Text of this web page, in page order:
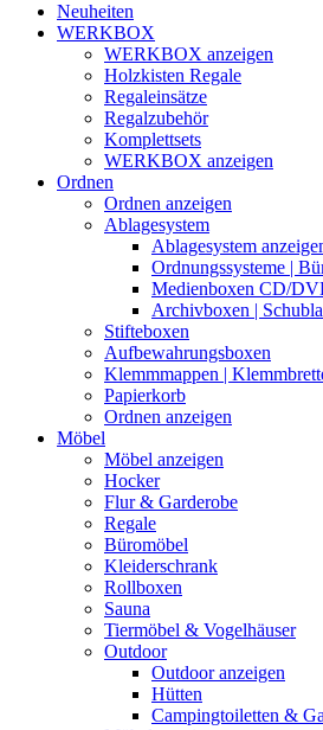
Neuheiten
WERKBOX
WERKBOX anzeigen
Holzkisten Regale
Regaleinsätze
Regalzubehör
Komplettsets
WERKBOX anzeigen
Ordnen
Ordnen anzeigen
Ablagesystem
Ablagesystem
Ordnungssysteme |
Medienboxen CD/
Archivboxen |
Stifteboxen
Aufbewahrungsboxen
Klemmmappen |
Papierkorb
Ordnen anzeigen
Möbel
Möbel anzeigen
Hocker
Flur & Garderobe
Regale
Büromöbel
Kleiderschrank
Rollboxen
Sauna
Tiermöbel & Vogelhäuser
Outdoor
Outdoor anzeigen
Hütten
Campingtoiletten &